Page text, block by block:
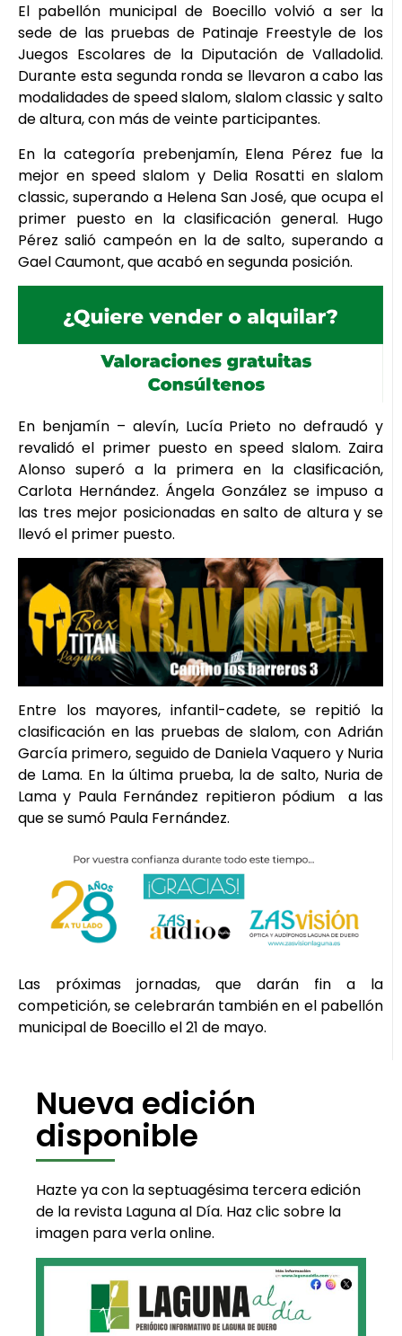
El pabellón municipal de Boecillo volvió a ser la
sede de las pruebas de Patinaje Freestyle de los
Juegos Escolares de la Diputación de Valladolid.
Durante esta segunda ronda se llevaron a cabo las
modalidades de speed slalom, slalom classic y salto
de altura, con más de veinte participantes.
En la categoría prebenjamín, Elena Pérez fue la
mejor en speed slalom y Delia Rosatti en slalom
classic, superando a Helena San José, que ocupa el
primer puesto en la clasificación general. Hugo
Pérez salió campeón en la de salto, superando a
Gael Caumont, que acabó en segunda posición.
En benjamín – alevín, Lucía Prieto no defraudó y
revalidó el primer puesto en speed slalom. Zaira
Alonso superó a la primera en la clasificación,
Carlota Hernández. Ángela González se impuso a
las tres mejor posicionadas en salto de altura y se
llevó el primer puesto.
Entre los mayores, infantil-cadete, se repitió la
clasificación en las pruebas de slalom, con Adrián
García primero, seguido de Daniela Vaquero y Nuria
de Lama. En la última prueba, la de salto, Nuria de
Lama y Paula Fernández repitieron pódium a las
que se sumó Paula Fernández.
Las próximas jornadas, que darán fin a la
competición, se celebrarán también en el pabellón
municipal de Boecillo el 21 de mayo.
Nueva edición
disponible
Hazte ya con la septuagésima tercera edición
de la revista Laguna al Día. Haz clic sobre la
imagen para verla online.